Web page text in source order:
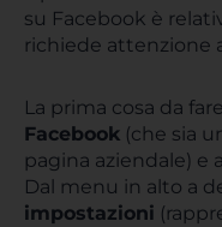
su Facebook è
richiede attenzione
La prima cosa da
Facebook (che sia
pagina aziendale) e
Dal menu in alto a
impostazioni